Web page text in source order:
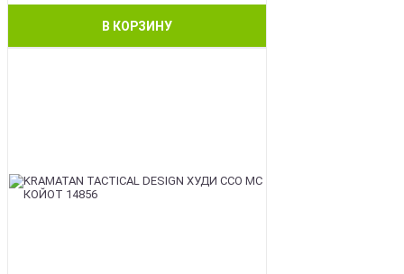
В КОРЗИНУ